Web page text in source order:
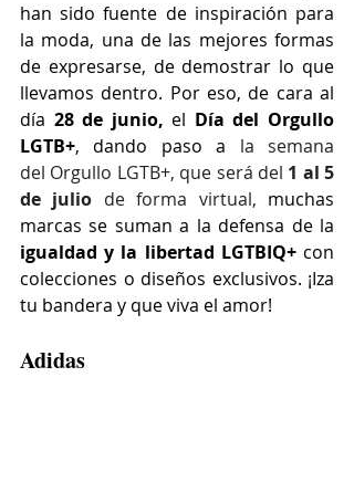
han sido fuente de inspiración para
la moda, una de las mejores formas
de expresarse, de demostrar lo que
llevamos dentro. Por eso, de cara al
día 28 de junio, el Día del Orgullo
LGTB+, dando paso a la semana
del Orgullo LGTB+, que será del 1 al 5
de julio de forma virtual, muchas
igualdad y la libertad LGTBIQ+ con
colecciones o diseños exclusivos. ¡Iza
tu bandera y que viva el amor!
Adidas